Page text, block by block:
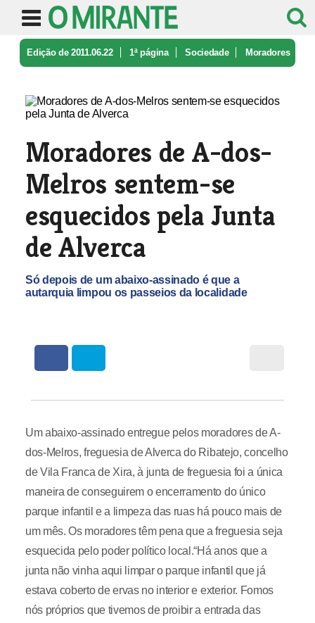
Edição de 2011.06.22 1ª página Sociedade Moradores
Moradores de A-dos-
Melros sentem-se
esquecidos pela Junta
de Alverca
Só depois de um abaixo-assinado é que a
autarquia limpou os passeios da localidade
Um abaixo-assinado entregue pelos moradores de A-
dos-Melros, freguesia de Alverca do Ribatejo, concelho
de Vila Franca de Xira, à junta de freguesia foi a única
maneira de conseguirem o encerramento do único
parque infantil e a limpeza das ruas há pouco mais de
um mês. Os moradores têm pena que a freguesia seja
esquecida pelo poder político local.“Há anos que a
junta não vinha aqui limpar o parque infantil que já
estava coberto de ervas no interior e exterior. Fomos
nós próprios que tivemos de proibir a entrada das